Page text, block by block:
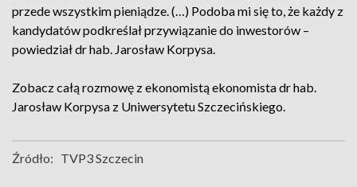
przede wszystkim pieniądze. (…) Podoba mi się to, że każdy z
kandydatów podkreślał przywiązanie do inwestorów –
powiedział dr hab. Jarosław Korpysa.
Zobacz całą rozmowę z ekonomistą ekonomista dr hab.
Jarosław Korpysa z Uniwersytetu Szczecińskiego.
Źródło: TVP3 Szczecin